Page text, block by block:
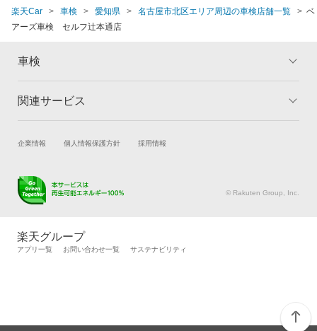
楽天Car 車検 愛知県 名古屋市北区エリア周辺の車検店舗一覧
ベ
アーズ車検 セルフ辻本通店
車検
トップ
車検の基礎知識 キャンペーン一覧
関連サービス
試乗・商談 新車購入
キズ修理予約
メンテナンス管理
タイヤ交換サービス
自動車カタログ 自動車保険
企業情報 個人情報保護方針 採用情報
© Rakuten Group, Inc.
楽天グループ
アプリ一覧 お問い合わせ一覧 サステナビリティ